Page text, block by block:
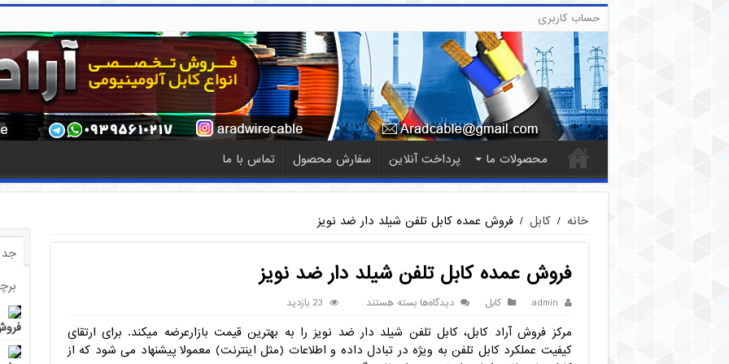
حساب کاربری
محصولات ما پرداخت آنلاین سفارش محصول تماس با ما
خانه / کابل / فروش عمده کابل تلفن شیلد دار ضد نویز
فروش عمده کابل تلفن شیلد دار ضد نویز
admin کابل دیدگاه‌هابرای
عمده
کابل
تلفن
بسته هستند 23 بازدید
مرکز فروش آراد کابل، کابل تلفن شیلد دار ضد نویز را به بهترین قیمت بازارعرضه میکند. برای ارتقای
کیفیت عملکرد کابل تلفن به ویژه در تبادل داده و اطلاعات (مثل اینترنت) معمولا پیشنهاد می شود که از